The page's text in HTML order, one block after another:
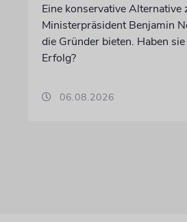
Eine konservative Alternative
Ministerpräsident Benjamin
die Gründer bieten. Haben
Erfolg?
06.08.2026